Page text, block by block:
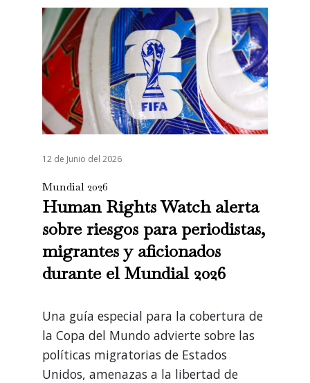
12 de Junio del 2026
Mundial 2026
Human Rights Watch alerta
sobre riesgos para periodistas,
migrantes y aficionados
durante el Mundial 2026
Una guía especial para la cobertura de
la Copa del Mundo advierte sobre las
políticas migratorias de Estados
Unidos, amenazas a la libertad de